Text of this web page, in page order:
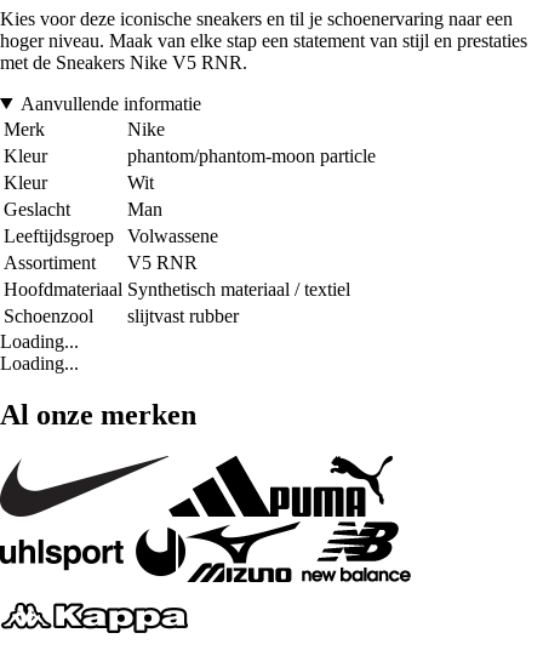
Kies voor deze iconische sneakers en til je schoenervaring naar een
hoger niveau. Maak van elke stap een statement van stijl en prestaties
met de Sneakers Nike V5 RNR.
Aanvullende informatie
Merk
Nike
Kleur
phantom/phantom-moon particle
Kleur
Wit
Geslacht
Man
Leeftijdsgroep
Volwassene
Assortiment
V5 RNR
Hoofdmateriaal Synthetisch materiaal / textiel
Schoenzool
slijtvast rubber
Loading...
Loading...
Al onze merken